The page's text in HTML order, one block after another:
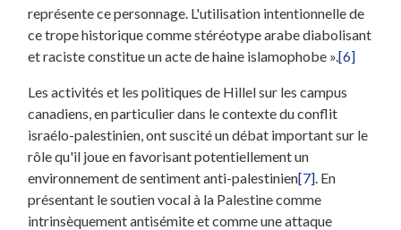
représente ce personnage. L'utilisation intentionnelle de
ce trope historique comme stéréotype arabe diabolisant
et raciste constitue un acte de haine islamophobe ».[6]
Les activités et les politiques de Hillel sur les campus
canadiens, en particulier dans le contexte du conflit
israélo-palestinien, ont suscité un débat important sur le
rôle qu'il joue en favorisant potentiellement un
environnement de sentiment anti-palestinien[7] . En
présentant le soutien vocal à la Palestine comme
intrinsèquement antisémite et comme une attaque